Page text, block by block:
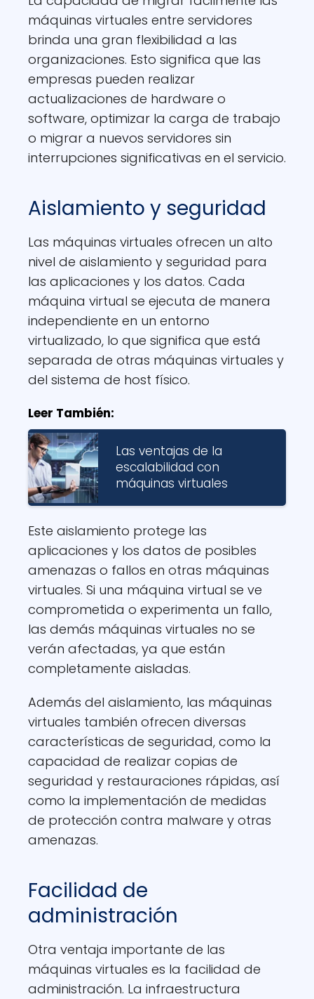
máquinas virtuales entre servidores
brinda una gran flexibilidad a las
organizaciones. Esto significa que las
empresas pueden realizar
actualizaciones de hardware o
software, optimizar la carga de trabajo
o migrar a nuevos servidores sin
interrupciones significativas en el servicio.
Aislamiento y seguridad
Las máquinas virtuales ofrecen un alto
nivel de aislamiento y seguridad para
las aplicaciones y los datos. Cada
máquina virtual se ejecuta de manera
independiente en un entorno
virtualizado, lo que significa que está
separada de otras máquinas virtuales y
del sistema de host físico.
Leer También:
Las ventajas de la
escalabilidad con
máquinas virtuales
Este aislamiento protege las
aplicaciones y los datos de posibles
amenazas o fallos en otras máquinas
virtuales. Si una máquina virtual se ve
comprometida o experimenta un fallo,
las demás máquinas virtuales no se
verán afectadas, ya que están
completamente aisladas.
Además del aislamiento, las máquinas
virtuales también ofrecen diversas
características de seguridad, como la
capacidad de realizar copias de
seguridad y restauraciones rápidas, así
como la implementación de medidas
de protección contra malware y otras
amenazas.
Facilidad de
administración
Otra ventaja importante de las
máquinas virtuales es la facilidad de
administración. La infraestructura